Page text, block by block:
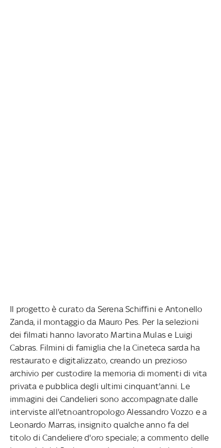
Il progetto è curato da Serena Schiffini e Antonello
Zanda, il montaggio da Mauro Pes. Per la selezioni
dei filmati hanno lavorato Martina Mulas e Luigi
Cabras. Filmini di famiglia che la Cineteca sarda ha
restaurato e digitalizzato, creando un prezioso
archivio per custodire la memoria di momenti di vita
privata e pubblica degli ultimi cinquant'anni. Le
immagini dei Candelieri sono accompagnate dalle
interviste all'etnoantropologo Alessandro Vozzo e a
Leonardo Marras, insignito qualche anno fa del
titolo di Candeliere d'oro speciale; a commento delle